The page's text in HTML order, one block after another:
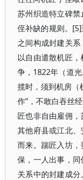
苏州织造特立碑
侄补缺的规则。
之间构成封建关
以自由遣散机匠
争，1822年（道
揽时，须到机房（
作”，不敢白吞丝
匠也非自由雇佣
其他府县或江北
而来。踹匠入坊
保，一人出事，
关系中的封建成